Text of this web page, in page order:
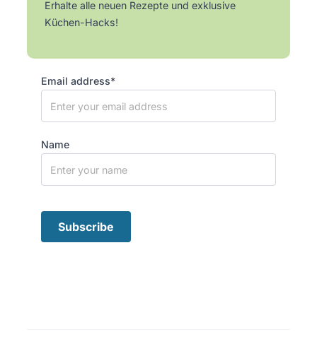
Erhalte alle neuen Rezepte und exklusive
Küchen-Hacks!
Email address*
Name